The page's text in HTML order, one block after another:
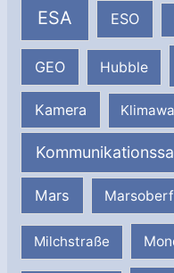
ESA ESO
GEO Hubble
Kamera
Mars
Milchstraße